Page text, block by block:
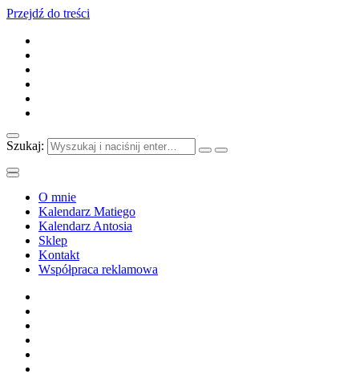
Przejdź do treści
Szukaj:
O mnie
Kalendarz Matiego
Kalendarz Antosia
Sklep
Kontakt
Współpraca reklamowa